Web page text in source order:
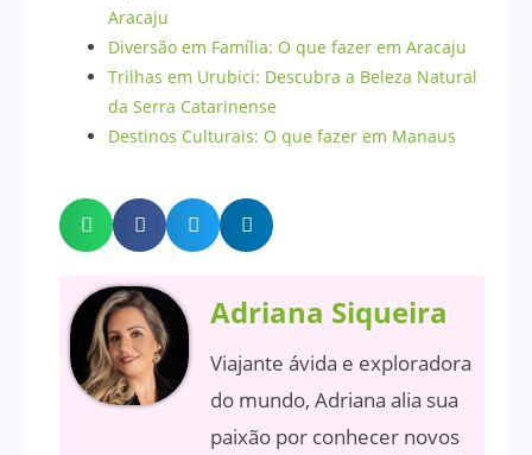
Aracaju
Diversão em Família: O que fazer em Aracaju
Trilhas em Urubici: Descubra a Beleza Natural
da Serra Catarinense
Destinos Culturais: O que fazer em Manaus
Adriana Siqueira
Viajante ávida e exploradora
do mundo, Adriana alia sua
paixão por conhecer novos